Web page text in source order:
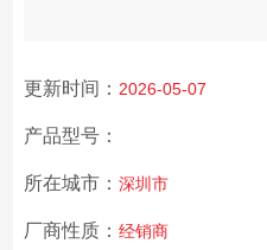
更新时间： 2026-05-07
产品型号：
所在城市： 深圳市
厂商性质： 经销商